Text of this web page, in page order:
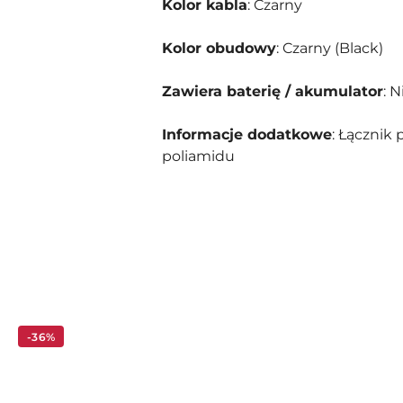
Kolor kabla: Czarny
Kolor obudowy: Czarny (Black)
Zawiera baterię / akumulator:
Informacje dodatkowe: Łącznik
poliamidu
-36%